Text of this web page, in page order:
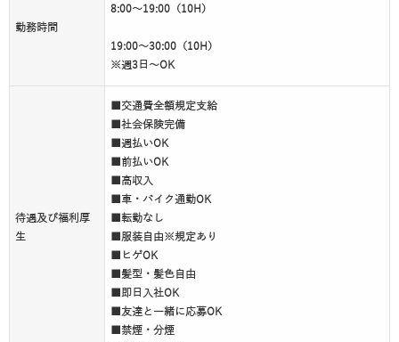
勤務時間
8:00～19:00（10H）
19:00～30:00（10H）
※週3日～OK
待遇及び福利厚
生
■交通費全額規定支給
■社会保険完備
■週払いOK
■前払いOK
■高収入
■車・バイク通勤OK
■転勤なし
■服装自由※規定あり
■ヒゲOK
■髪型・髪色自由
■即日入社OK
■友達と一緒に応募OK
■禁煙・分煙